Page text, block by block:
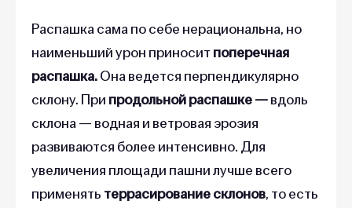
Распашка сама по себе нерациональна, но
наименьший урон приносит поперечная
распашка.Она ведется перпендикулярно
склону. При продольной распашке —вдоль
склона — водная и ветровая эрозия
развиваются более интенсивно. Для
увеличения площади пашни лучше всего
применять террасирование склонов, то есть